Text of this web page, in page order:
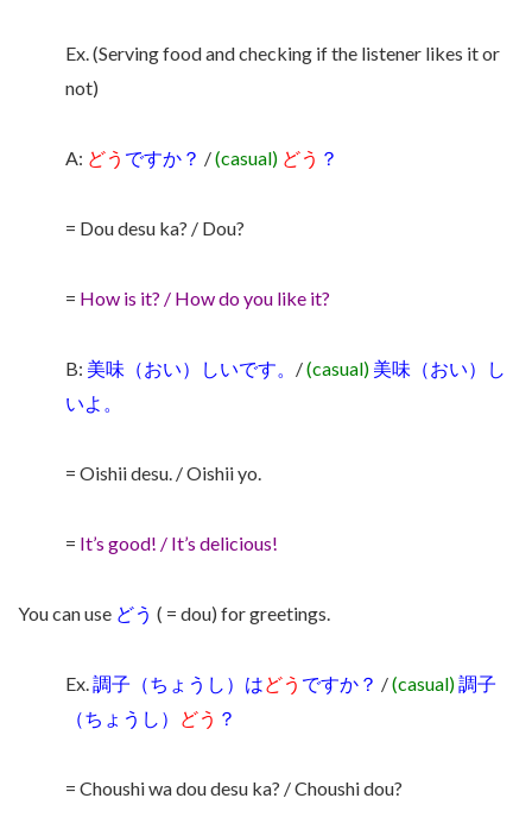
Ex. (Serving food and checking if the listener likes it or
not)
A: どう ですか？ /(casual) どう ？
= Dou desu ka? / Dou?
= How is it? / How do you like it?
B: 美味（おい）しいです。 /(casual) 美味（おい）し
いよ。
= Oishii desu. / Oishii yo.
= It’s good! / It’s delicious!
You can use どう ( = dou) for greetings.
Ex. 調子（ちょうし）はどう ですか？ /(casual)調子
（ちょうし）
どう ？
= Choushi wa dou desu ka? / Choushi dou?